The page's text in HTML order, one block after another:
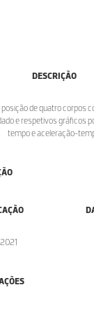
DESCRIÇÃO
de quatro corpos
e respetivos gráficos
tempo e aceleração-